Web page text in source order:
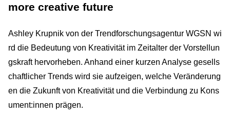
more creative future
Ashley Krupnik von der Trendforschungsagentur WGSN wi
rd die Bedeutung von Kreativität im Zeitalter der Vorstellun
gskraft hervorheben. Anhand einer kurzen Analyse gesells
chaftlicher Trends wird sie aufzeigen, welche Veränderung
en die Zukunft von Kreativität und die Verbindung zu Kons
ument:innen prägen.